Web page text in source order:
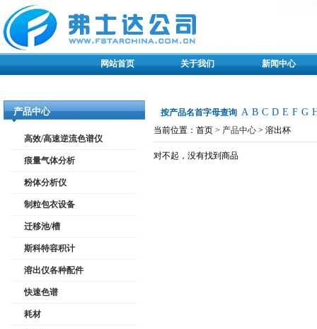
网站首页 关于我们 新闻中心
产品中心
高效/高速逆流色谱仪
痕量气体分析
粉体分析仪
制粒包衣设备
迁移池/槽
斯科特容积计
溶出仪各种配件
快速色谱
耗材
按产品名首字母查询 A B C D E F G
当前位置：首页 > 产品中心 > 溶出杯
对不起，没有找到商品